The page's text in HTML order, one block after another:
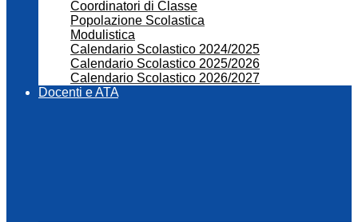
Coordinatori di Classe
Popolazione Scolastica
Modulistica
Calendario Scolastico 2024/2025
Calendario Scolastico 2025/2026
Calendario Scolastico 2026/2027
Docenti e ATA